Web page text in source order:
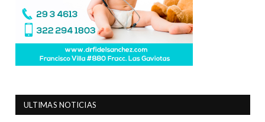
ULTIMAS NOTICIAS